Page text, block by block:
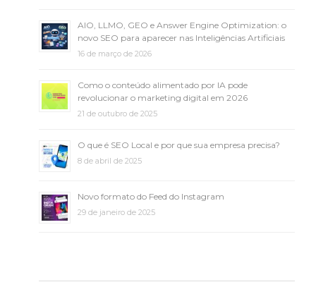
AIO, LLMO, GEO e Answer Engine Optimization: o
novo SEO para aparecer nas Inteligências Artificiais
16 de março de 2026
Como o conteúdo alimentado por IA pode
revolucionar o marketing digital em 2026
21 de outubro de 2025
O que é SEO Local e por que sua empresa precisa?
8 de abril de 2025
Novo formato do Feed do Instagram
29 de janeiro de 2025